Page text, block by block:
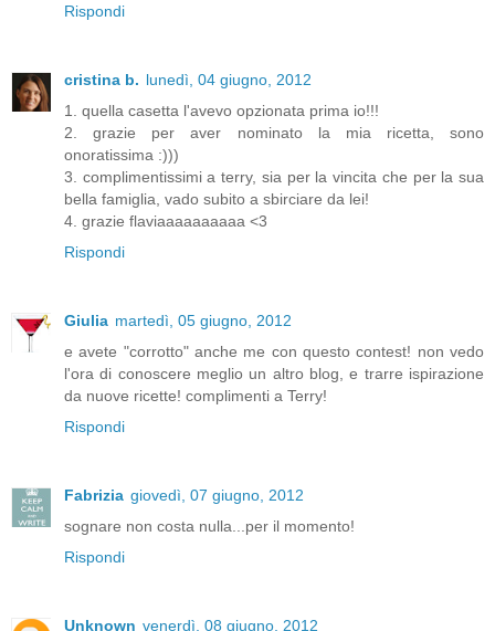
Rispondi
cristina b. lunedì, 04 giugno, 2012
1. quella casetta l'avevo opzionata prima io!!!
2. grazie per aver nominato la mia ricetta, sono
onoratissima :)))
3. complimentissimi a terry, sia per la vincita che per la sua
bella famiglia, vado subito a sbirciare da lei!
4. grazie flaviaaaaaaaaaa <3
Rispondi
Giulia martedì, 05 giugno, 2012
e avete "corrotto" anche me con questo contest! non vedo
l'ora di conoscere meglio un altro blog, e trarre ispirazione
da nuove ricette! complimenti a Terry!
Rispondi
Fabrizia giovedì, 07 giugno, 2012
sognare non costa nulla...per il momento!
Rispondi
Unknown venerdì, 08 giugno, 2012